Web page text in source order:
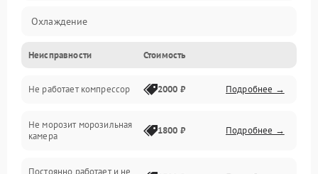
Охлаждение
Механика
Электропитание
Дренаж
Неисправности Стоимость
Не работает компрессор 2000 ₽ Подробнее →
Не морозит морозильная
камера
1800 ₽ Подробнее →
Постоянно работает и не